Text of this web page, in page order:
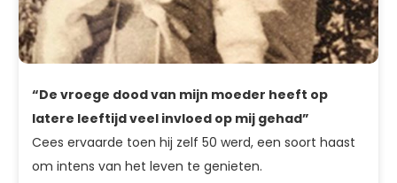
“De vroege dood van mijn moeder heeft op
latere leeftijd veel invloed op mij gehad”
Cees ervaarde toen hij zelf 50 werd, een soort haast
om intens van het leven te genieten.